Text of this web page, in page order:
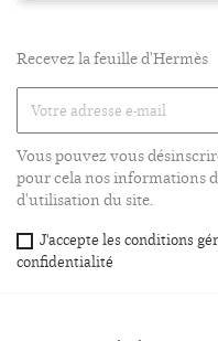
Recevez la feuille d'Hermès
Vous pouvez vous
pour cela nos informations
d'utilisation du site.
J'accepte les conditions
confidentialité